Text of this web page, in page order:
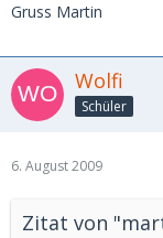
Gruss Martin
Wolfi
Schüler
6. August 2009
Zitat von